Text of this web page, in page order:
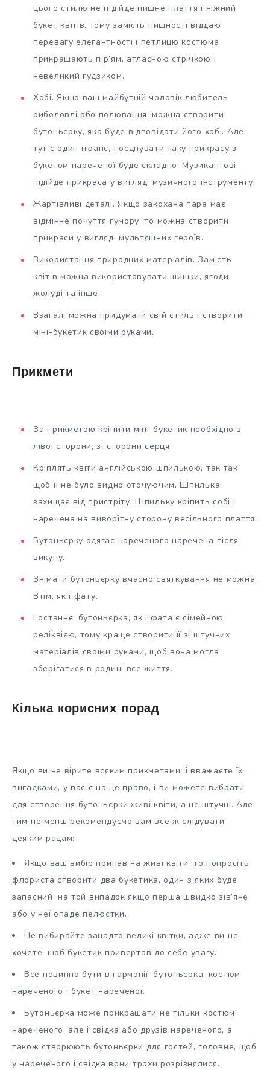
цього стилю не підійде пишне плаття і ніжний
букет квітів, тому замість пишності віддаю
перевагу елегантності і петлицю костюма
прикрашають пір’ям, атласною стрічкою і
невеликий ґудзиком.
Хобі. Якщо ваш майбутній чоловік любитель
риболовлі або полювання, можна створити
бутоньєрку, яка буде відповідати його хобі. Але
тут є один нюанс, поєднувати таку прикрасу з
букетом нареченої буде складно. Музикантові
підійде прикраса у вигляді музичного інструменту.
Жартівливі деталі. Якщо закохана пара має
відмінне почуття гумору, то можна створити
прикраси у вигляді мультяшних героїв.
Використання природних матеріалів. Замість
квітів можна використовувати шишки, ягоди,
жолуді та інше.
Взагалі можна придумати свій стиль і створити
міні-букетик своїми руками.
Прикмети
За прикметою кріпити міні-букетик необхідно з
лівої сторони, зі сторони серця.
Кріплять квіти англійською шпилькою, так так
щоб її не було видно оточуючим. Шпилька
захищає від пристріту. Шпильку кріпить собі і
наречена на виворітну сторону весільного плаття.
Бутоньєрку одягає нареченого наречена після
викупу.
Знімати бутоньєрку вчасно святкування не можна.
Втім, як і фату.
І останнє, бутоньєрка, як і фата є сімейною
реліквією, тому краще створити її зі штучних
матеріалів своїми руками, щоб вона могла
зберігатися в родині все життя.
Кілька корисних порад
Якщо ви не вірите всяким прикметами, і вважаєте їх
вигадками, у вас є на це право, і ви можете вибрати
для створення бутоньєрки живі квіти, а не штучні. Але
тим не менш рекомендуємо вам все ж слідувати
деяким радам:
Якщо ваш вибір припав на живі квіти, то попросіть
флориста створити два букетика, один з яких буде
запасний, на той випадок якщо перша швидко зів’яне
або у неї опаде пелюстки.
Не вибирайте занадто великі квітки, адже ви не
хочете, щоб букетик привертав до себе увагу.
Все повинно бути в гармонії: бутоньєрка, костюм
нареченого і букет нареченої.
Бутоньєрка може прикрашати не тільки костюм
нареченого, але і свідка або друзів нареченого, а
також створюють бутоньєрки для гостей, головне, щоб
у нареченого і свідка вони трохи розрізнялися.